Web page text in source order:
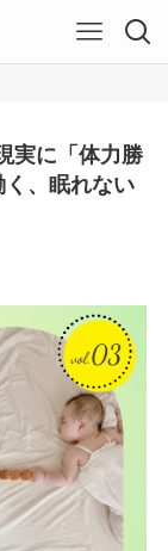
実に「体力勝
、眠れない